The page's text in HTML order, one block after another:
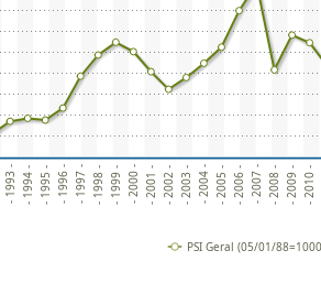
- 1993 - - 1994 - - 1995 - - 1996 - - 1997 - - 1998 - - 1999 - - 2000 - - 2001 - - 2002 - - 2003 - - 2004 - - 2005 - - 2006 - - 2007 - - 2008 - - 2009 - - 2010 -
PSI Geral (05/01/